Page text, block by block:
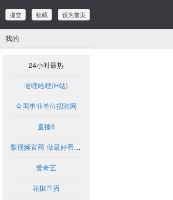
提交 收藏 设为首页
我的
24小时最热
哈哩哈哩(H站)
全国事业单位招聘网
直播8
梨视频官网-做最好看的资讯短视频-Pear Video
爱奇艺
花椒直播